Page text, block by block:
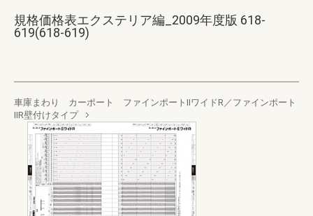
規格価格表エクステリア編_2009年度版 618-
619(618-619)
車庫まわり カーポート ファインポートⅡワイドR／ファインポート
ⅡR壁付けタイプ